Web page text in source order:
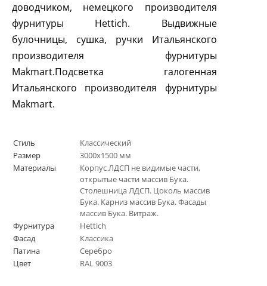
доводчиком, немецкого производителя
фурнитуры Hettich. Выдвижные
булочницы, сушка, ручки Итальянского
производителя фурнитуры
Makmart.Подсветка галогенная
Итальянского производителя фурнитуры
Makmart.
Стиль
Классический
Размер
3000х1500 мм
Материалы
Корпус ЛДСП не видимые части,
открытые части массив Бука.
Столешница ЛДСП. Цоколь массив
Бука. Карниз массив Бука. Фасады
массив Бука. Витраж.
Фурнитура
Hettich
Фасад
Классика
Патина
Серебро
Цвет
RAL 9003